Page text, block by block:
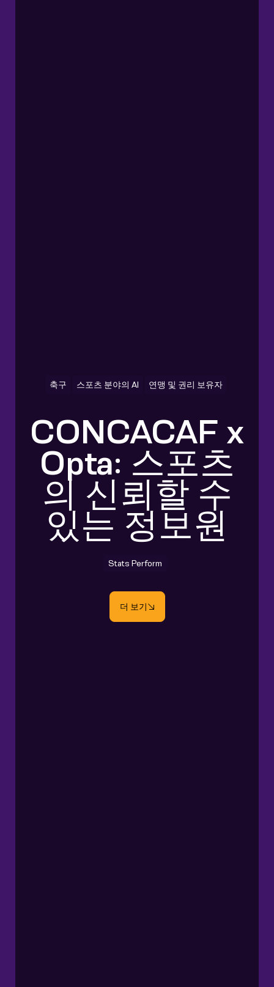
축구 스포츠 분야의 AI 연맹 및 권리 보유자
CONCACAF x
Opta: 스포츠
의 신뢰할 수
있는 정보원
Stats Perform
더 보기